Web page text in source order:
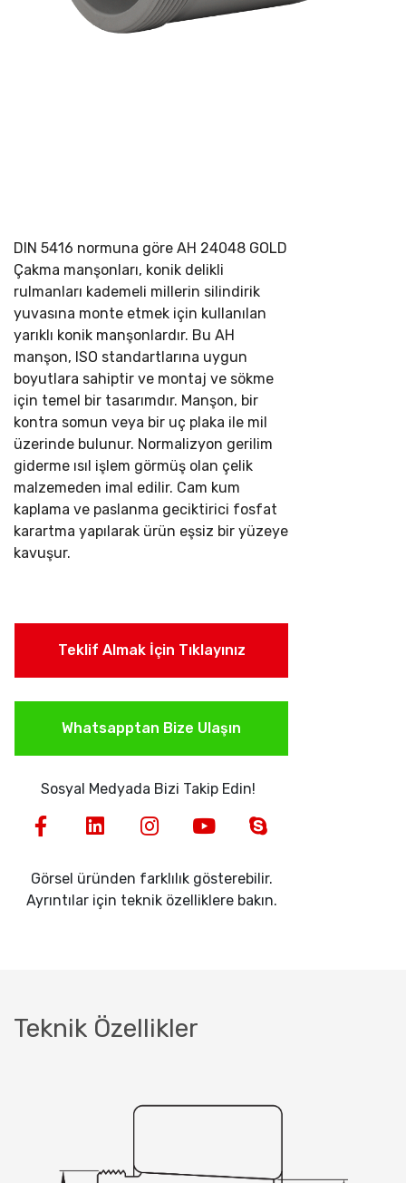
DIN 5416 normuna göre AH 24048 GOLD
Çakma manşonları, konik delikli
rulmanları kademeli millerin silindirik
yuvasına monte etmek için kullanılan
yarıklı konik manşonlardır. Bu AH
manşon, ISO standartlarına uygun
boyutlara sahiptir ve montaj ve sökme
için temel bir tasarımdır. Manşon, bir
kontra somun veya bir uç plaka ile mil
üzerinde bulunur. Normalizyon gerilim
giderme ısıl işlem görmüş olan çelik
malzemeden imal edilir. Cam kum
kaplama ve paslanma geciktirici fosfat
karartma yapılarak ürün eşsiz bir yüzeye
kavuşur.
Teklif Almak İçin Tıklayınız
Whatsapptan Bize Ulaşın
Sosyal Medyada Bizi Takip Edin!
Görsel üründen farklılık gösterebilir.
Ayrıntılar için teknik özelliklere bakın.
Teknik Özellikler